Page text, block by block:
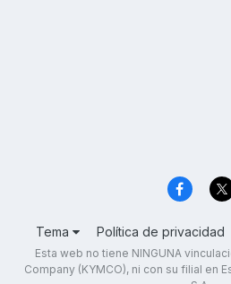
Tema Política de privacidad
Esta web no tiene NINGUNA
Company (KYMCO), ni con su filial en